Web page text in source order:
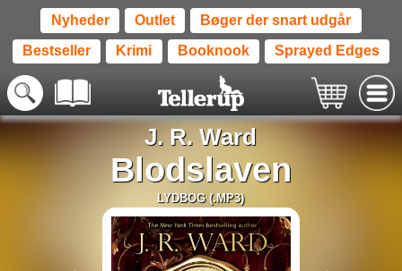
Nyheder Outlet Bøger der snart udgår
Bestseller Krimi Booknook Sprayed Edges
J. R. Ward
Blodslaven
LYDBOG (.MP3)